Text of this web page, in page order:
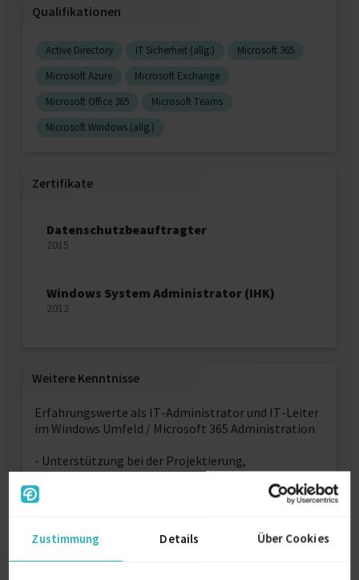
Zustimmung Details Über Cookies
Qualifikationen
Active Directory IT Sicherheit (allg.)
Microsoft 365
Microsoft Azure
Microsoft Exchange
Microsoft Office 365
Microsoft Teams
Microsoft Windows (allg.)
Zertifikate
Datenschutzbeauftragter
2015
Windows System Administrator (IHK)
2012
Weitere Kenntnisse
Erfahrungswerte als IT-Administrator und IT-Leiter
im Windows Umfeld / Microsoft 365 Administration
- Unterstützung bei der Projektierung,
Lizenzierungen und Umsetzung von Microsoft 365
Services (Administration M365, Exchange Online,
Betriebsprozessen, Workflow Management, Low-
Code